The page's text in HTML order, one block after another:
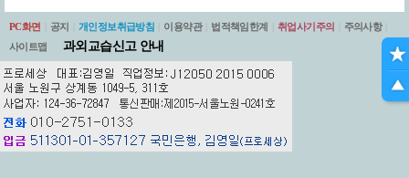
PC화면 공지 개인정보취급방침 이용약관 법적책임한계 취업사기주의 주의사항
사이트맵
과외교습신고 안내